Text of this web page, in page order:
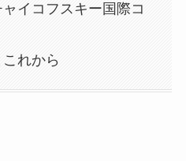
イコフスキー国際コ
れから